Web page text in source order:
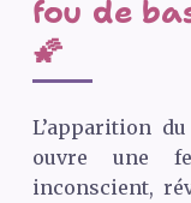
fou de
🌠
L’apparition
ouvre une
inconscient,